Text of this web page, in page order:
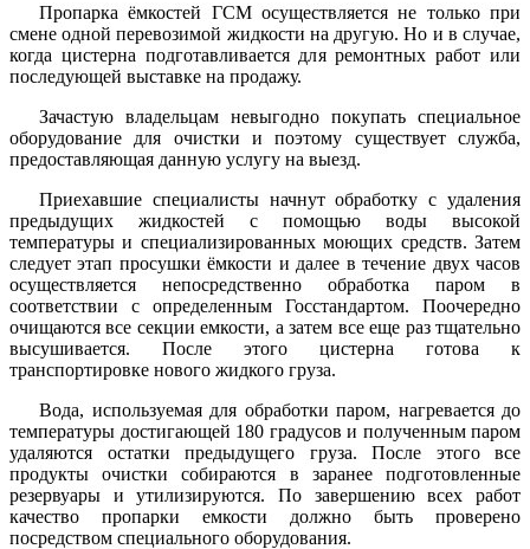
Пропарка ёмкостей ГСМ осуществляется не только при
смене одной перевозимой жидкости на другую. Но и в случае,
когда цистерна подготавливается для ремонтных работ или
последующей выставке на продажу.
Зачастую владельцам невыгодно покупать специальное
оборудование для очистки и поэтому существует служба,
предоставляющая данную услугу на выезд.
Приехавшие специалисты начнут обработку с удаления
предыдущих жидкостей с помощью воды высокой
температуры и специализированных моющих средств. Затем
следует этап просушки ёмкости и далее в течение двух часов
осуществляется непосредственно обработка паром в
соответствии с определенным Госстандартом. Поочередно
очищаются все секции емкости, а затем все еще раз тщательно
высушивается. После этого цистерна готова к
транспортировке нового жидкого груза.
Вода, используемая для обработки паром, нагревается до
температуры достигающей 180 градусов и полученным паром
удаляются остатки предыдущего груза. После этого все
продукты очистки собираются в заранее подготовленные
резервуары и утилизируются. По завершению всех работ
качество пропарки емкости должно быть проверено
посредством специального оборудования.